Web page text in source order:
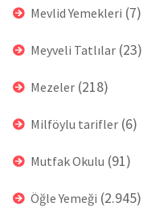
Mevlid Yemekleri (7)
Meyveli Tatlılar (23)
Mezeler (218)
Milföylu tarifler (6)
Mutfak Okulu (91)
Öğle Yemeği (2.945)